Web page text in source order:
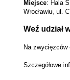
Miejsce: Hala
Wrocławiu, ul.
Weź udział
Na zwycięzców
Szczegółowe